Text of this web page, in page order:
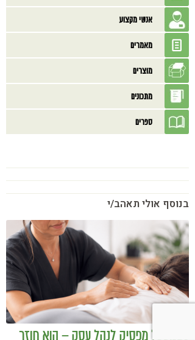
אנשי מקצוע
מאמרים
מוצרים
מתכונים
ספרים
בנוסף אולי תאהב/י
כשמטפל מפסיק לנהל עסק – הוא חוזר